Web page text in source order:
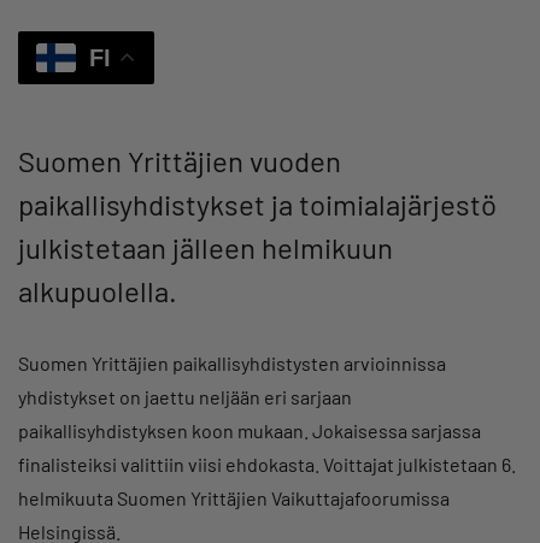
FI
Suomen Yrittäjien vuoden
paikallisyhdistykset ja toimialajärjestö
julkistetaan jälleen helmikuun
alkupuolella.
Suomen Yrittäjien paikallisyhdistysten arvioinnissa
yhdistykset on jaettu neljään eri sarjaan
paikallisyhdistyksen koon mukaan. Jokaisessa sarjassa
finalisteiksi valittiin viisi ehdokasta. Voittajat julkistetaan 6.
helmikuuta Suomen Yrittäjien Vaikuttajafoorumissa
Helsingissä.